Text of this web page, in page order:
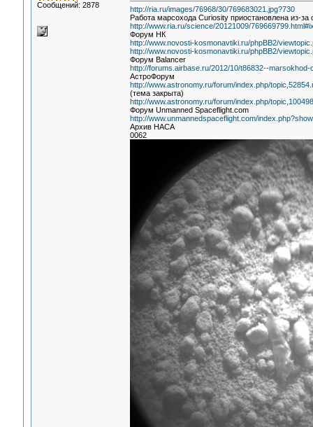
Сообщений: 2878
http://ria.ru/images/76968/30/769683021.jpg?730
Работа марсохода Curiosity приостановлена из-за
http://www.ria.ru/science/20121009/
Форум НК
http://www.novosti-kosmonavtiki.ru/phpBB2/
http://www.novosti-kosmonavtiki.ru/phpBB2/
Форум Balancer
http://forums.airbase.ru/2012/10/t86832--
АстроФорум
http://www.astronomy.ru/forum/index.php/
(тема закрыта)
http://www.astronomy.ru/forum/index.php/
Форум Unmanned Spaceflight.com
http://www.unmannedspaceflight.com/
Архив НАСА
0062